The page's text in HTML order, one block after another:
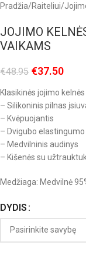
Pradžia/Raiteliui/
JOJIMO
VAIKAMS
€48.95 €37.50
Klasikinės jojimo kelnės
– Silikoninis pilnas
– Kvėpuojantis
– Dvigubo elastingumo
– Medvilninis audinys
– Kišenės su
Medžiaga: Medvilnė
DYDIS